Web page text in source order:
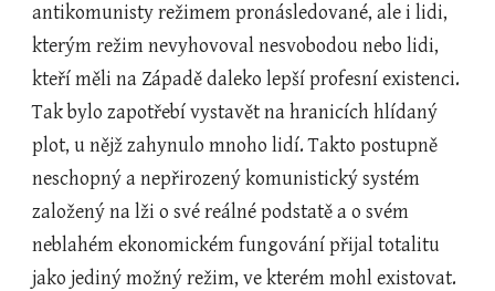
antikomunisty režimem pronásledované, ale i lidi,
kterým režim nevyhovoval nesvobodou nebo lidi,
kteří měli na Západě daleko lepší profesní existenci.
Tak bylo zapotřebí vystavět na hranicích hlídaný
plot, u nějž zahynulo mnoho lidí. Takto postupně
neschopný a nepřirozený komunistický systém
založený na lži o své reálné podstatě a o svém
neblahém ekonomickém fungování přijal totalitu
jako jediný možný režim, ve kterém mohl existovat.